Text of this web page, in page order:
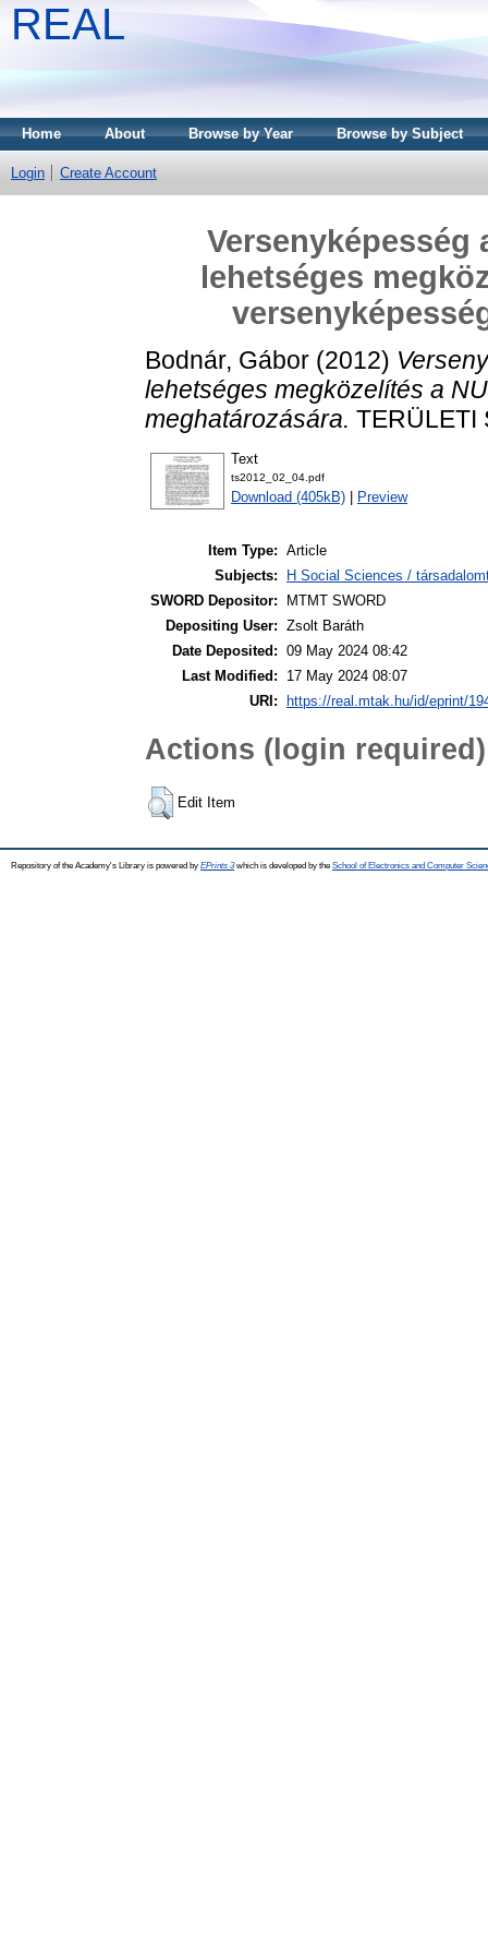
REAL
Home About Browse by Year Browse by Subject
Login Create Account
Versenyképesség
lehetséges
Bodnár, Gábor (2012)
lehetséges megközelítés a
meghatározására. TERÜLETI
Text
ts2012_02_04.pdf
Download (405kB) Preview
Item Type: Article
Subjects:
H Social Sciences /
SWORD Depositor:
MTMT SWORD
Depositing User: Zsolt Baráth
Date Deposited: 09 May 2024 08:42
Last Modified:
17 May 2024 08:07
URI:
https://real.mtak.hu/id/eprint/
Actions (login required)
Edit Item
Repository of the Academy's Library is powered by EPrints 3which is developed by the School of Electronics and Computer